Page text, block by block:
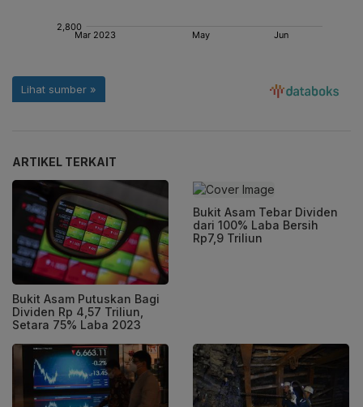
ARTIKEL TERKAIT
Bukit Asam Putuskan Bagi
Dividen Rp 4,57 Triliun,
Setara 75% Laba 2023
Bukit Asam Tebar Dividen
dari 100% Laba Bersih
Rp7,9 Triliun